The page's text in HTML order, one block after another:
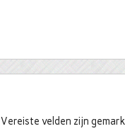
Vereiste velden zijn